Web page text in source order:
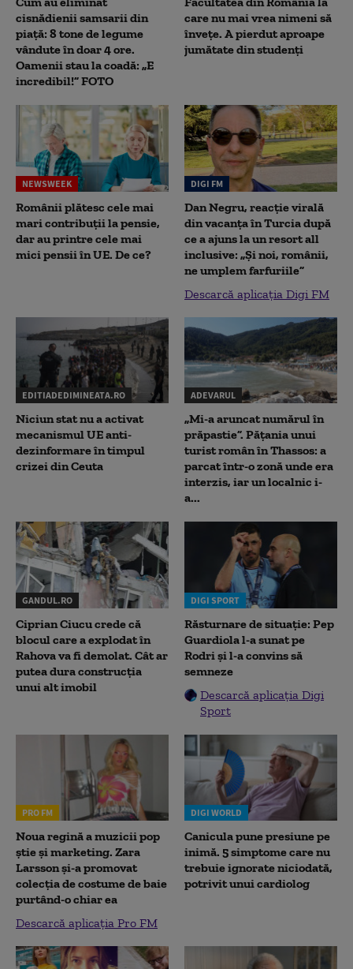
cisnădienii samsarii din
piață: 8 tone de legume
vândute în doar 4 ore.
Oamenii stau la coadă: „E
incredibil!” FOTO
care nu mai vrea nimeni să
înveţe. A pierdut aproape
jumătate din studenţi
NEWSWEEK
Românii plătesc cele mai
mari contribuții la pensie,
dar au printre cele mai
mici pensii în UE. De ce?
DIGI FM
Dan Negru, reacție virală
din vacanța în Turcia după
ce a ajuns la un resort all
inclusive: „Și noi, românii,
ne umplem farfuriile”
Descarcă aplicația Digi FM
EDITIADEDIMINEATA.RO
Niciun stat nu a activat
mecanismul UE anti-
dezinformare în timpul
crizei din Ceuta
ADEVARUL
„Mi-a aruncat numărul în
prăpastie”. Pățania unui
turist român în Thassos: a
parcat într-o zonă unde era
interzis, iar un localnic i-
a...
GANDUL.RO
Ciprian Ciucu crede că
blocul care a explodat în
Rahova va fi demolat. Cât ar
putea dura construcția
unui alt imobil
DIGI SPORT
Răsturnare de situație: Pep
Guardiola l-a sunat pe
Rodri și l-a convins să
semneze
Descarcă aplicația Digi
Sport
PRO FM
Noua regină a muzicii pop
știe și marketing. Zara
Larsson și-a promovat
colecția de costume de baie
purtând-o chiar ea
Descarcă aplicația Pro FM
DIGI WORLD
Canicula pune presiune pe
inimă. 5 simptome care nu
trebuie ignorate niciodată,
potrivit unui cardiolog